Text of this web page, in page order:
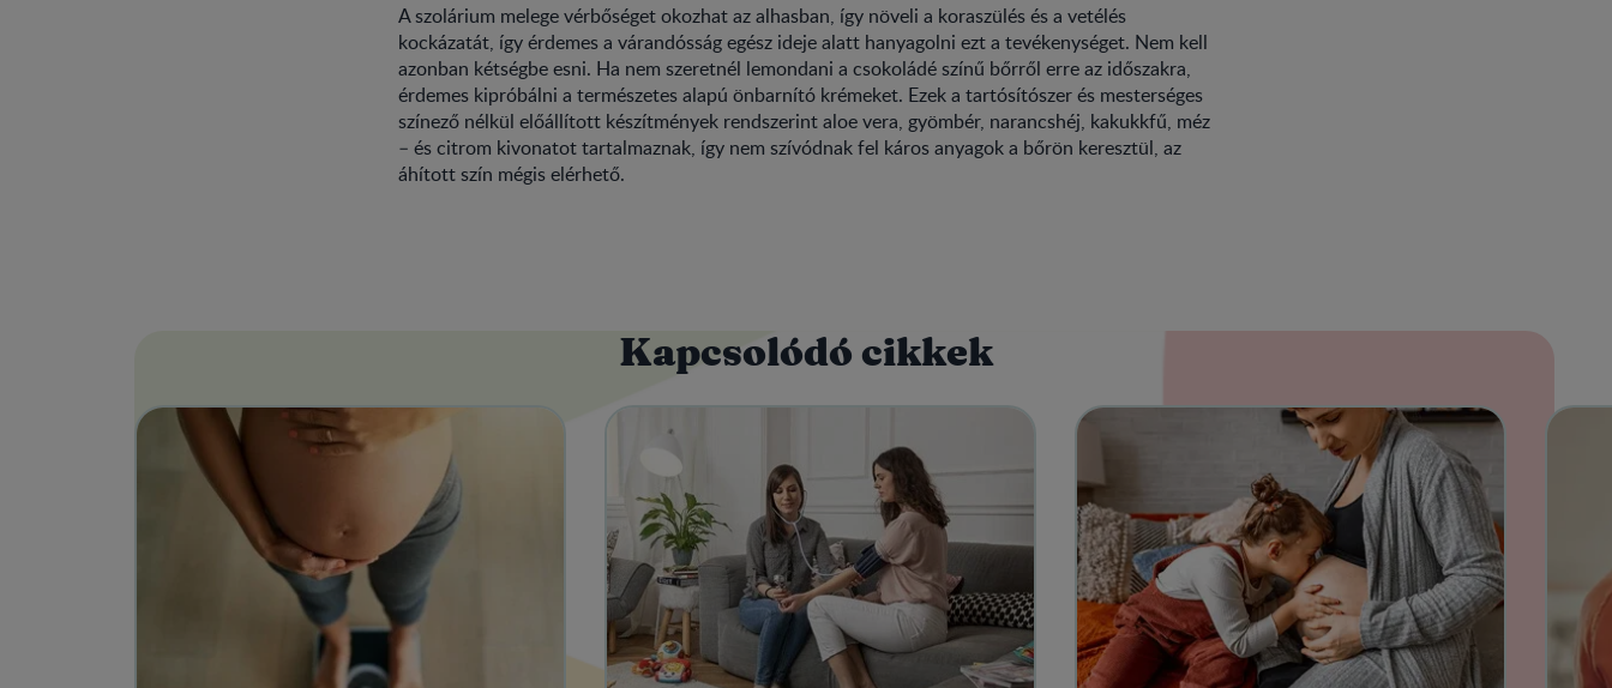
A szolárium melege vérbőséget okozhat az alhasban, így növeli a koraszülés és a vetélés
kockázatát, így érdemes a várandósság egész ideje alatt hanyagolni ezt a tevékenységet. Nem kell
azonban kétségbe esni. Ha nem szeretnél lemondani a csokoládé színű bőrről erre az időszakra,
érdemes kipróbálni a természetes alapú önbarnító krémeket. Ezek a tartósítószer és mesterséges
színező nélkül előállított készítmények rendszerint aloe vera, gyömbér, narancshéj, kakukkfű, méz
– és citrom kivonatot tartalmaznak, így nem szívódnak fel káros anyagok a bőrön keresztül, az
áhított szín mégis elérhető.
Kapcsolódó cikkek